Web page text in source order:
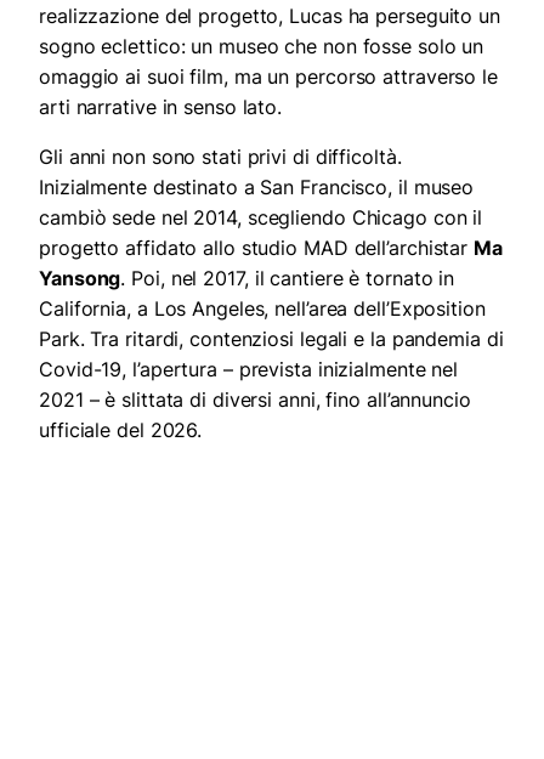
realizzazione del progetto, Lucas ha perseguito un
sogno eclettico: un museo che non fosse solo un
omaggio ai suoi film, ma un percorso attraverso le
arti narrative in senso lato.
Gli anni non sono stati privi di difficoltà.
Inizialmente destinato a San Francisco, il museo
cambiò sede nel 2014, scegliendo Chicago con il
progetto affidato allo studio MAD dell’archistar Ma
Yansong. Poi, nel 2017, il cantiere è tornato in
California, a Los Angeles, nell’area dell’Exposition
Park. Tra ritardi, contenziosi legali e la pandemia di
Covid-19, l’apertura – prevista inizialmente nel
2021 – è slittata di diversi anni, fino all’annuncio
ufficiale del 2026.